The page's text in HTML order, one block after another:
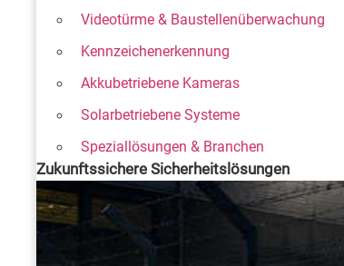
Videotürme & Baustellenüberwachung
Kennzeichenerkennung
Akkubetriebene Kameras
Solarbetriebene Systeme
Speziallösungen & Branchen
Zukunftssichere Sicherheitslösungen